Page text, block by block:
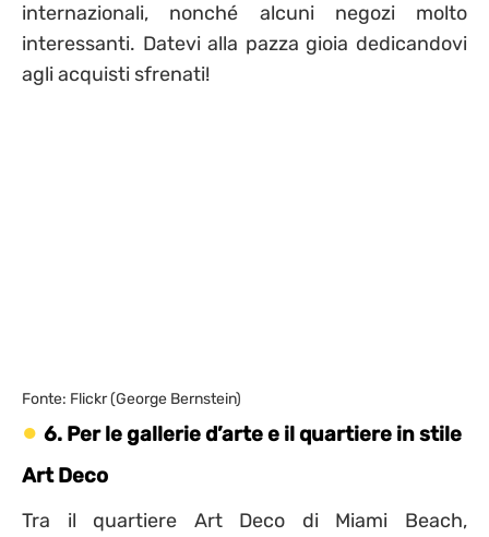
internazionali, nonché alcuni negozi molto
interessanti. Datevi alla pazza gioia dedicandovi
agli acquisti sfrenati!
Fonte: Flickr (George Bernstein)
6. Per le gallerie d’arte e il quartiere in stile
Art Deco
Tra il quartiere Art Deco di Miami Beach,